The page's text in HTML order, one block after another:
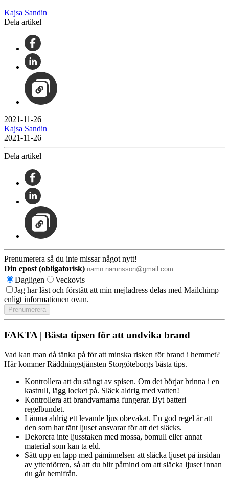
Kajsa Sandin
Dela artikel
2021-11-26
Kajsa Sandin
2021-11-26
Dela artikel
Prenumerera så du inte missar något nytt!
Din epost (obligatorisk)
Dagligen
Veckovis
Jag har läst och förstått att min mejladress delas med Mailchimp
enligt informationen ovan.
FAKTA | Bästa tipsen för att undvika brand
Vad kan man då tänka på för att minska risken för brand i hemmet?
Här kommer Räddningstjänsten Storgöteborgs bästa tips.
Kontrollera att du stängt av spisen. Om det börjar brinna i en
kastrull, lägg locket på. Släck aldrig med vatten!
Kontrollera att brandvarnarna fungerar. Byt batteri
regelbundet.
Lämna aldrig ett levande ljus obevakat. En god regel är att
den som har tänt ljuset ansvarar för att det släcks.
Dekorera inte ljusstaken med mossa, bomull eller annat
material som kan ta eld.
Sätt upp en lapp med påminnelsen att släcka ljuset på insidan
av ytterdörren, så att du blir påmind om att släcka ljuset innan
du går hemifrån.